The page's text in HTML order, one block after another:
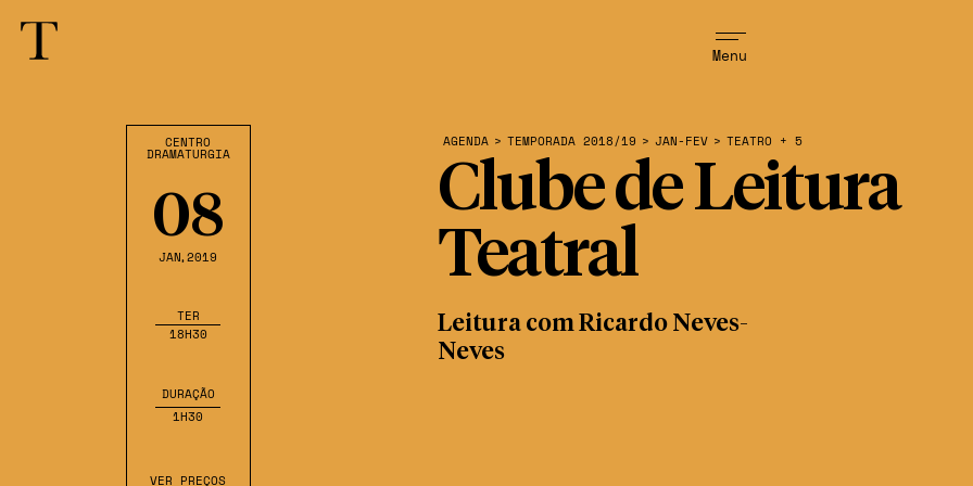
Menu
Clube de Leitura
Teatral
CENTRO
DRAMATURGIA
08
JAN,2019
TER
18H30
DURAÇÃO
1H30
VER PREÇOS
AGENDA > TEMPORADA 2018/19 > JAN-FEV > TEATRO + 5
Leitura com Ricardo Neves-
Neves